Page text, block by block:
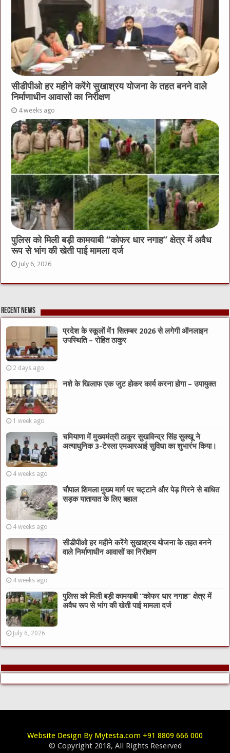
सीडीपीओ हर महीने करेंगे सुखाश्रय योजना के तहत बनने वाले
निर्माणाधीन आवासों का निरीक्षण
4 weeks ago
पुलिस को मिली बड़ी कामयाबी “कोफर धार नगाह” क्षेत्र में अवैध
रूप से भांग की खेती पाई मामला दर्ज
July 6, 2026
Recent News
प्रदेश के स्कूलों में1 सितम्बर 2026 से लगेगी ऑनलाइन
उपस्थिति – रोहित ठाकुर
2 days ago
नशे के खिलाफ एक जुट होकर कार्य करना होगा – उपायुक्त
1 week ago
चमियाणा में मुख्यमंत्री ठाकुर सुखविन्द्र सिंह सुक्खू ने
अत्याधुनिक 3-टेस्ला एमआरआई सुविधा का शुभारंभ किया।
4 weeks ago
चौपाल शिमला मुख्य मार्ग पर चट्टाने और पेड़ गिरने से बाधित
सड़क यातायात के लिए बहाल
4 weeks ago
सीडीपीओ हर महीने करेंगे सुखाश्रय योजना के तहत बनने
वाले निर्माणाधीन आवासों का निरीक्षण
4 weeks ago
पुलिस को मिली बड़ी कामयाबी “कोफर धार नगाह” क्षेत्र में
अवैध रूप से भांग की खेती पाई मामला दर्ज
July 6, 2026
Website Design By Mytesta.com +91 8809 666 000
© Copyright 2018, All Rights Reserved